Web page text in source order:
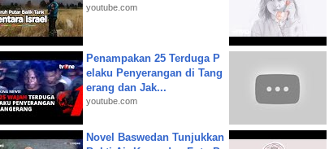
youtube.com
Penampakan 25 Terduga P
elaku Penyerangan di Tang
erang dan Jak...
youtube.com
Novel Baswedan Tunjukkan